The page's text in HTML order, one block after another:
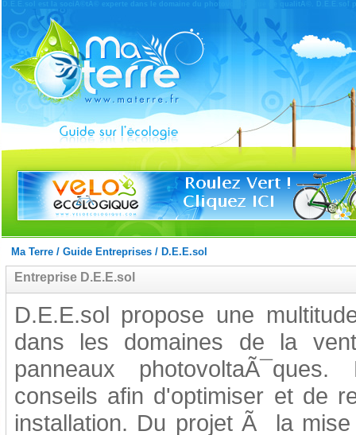
D.E.E.sol est la sociÃ©tÃ© experte dans le domaine du photovoltaÃ¯que de qualitÃ©.
Ma Terre/ Guide Entreprises/ D.E.E.sol
Entreprise D.E.E.sol
D.E.E.sol propose une
dans les domaines de la
panneaux
conseils afin d'optimiser et de
installation. Du projet Ã la mise